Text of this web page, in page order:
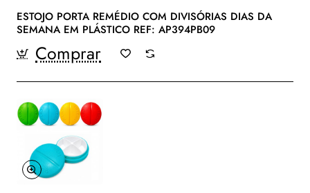
ESTOJO PORTA REMÉDIO COM DIVISÓRIAS DIAS DA
SEMANA EM PLÁSTICO REF: AP394PB09
Comprar